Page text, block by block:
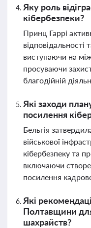
Яку роль
кібербезпеки?
Принц Гаррі
відповідальності
виступаючи на
просуваючи
благодійній
Які заходи
посилення
Бельгія
військової
кібербезпеку та
включаючи
посилення
Які
Полтавщини
шахрайств?